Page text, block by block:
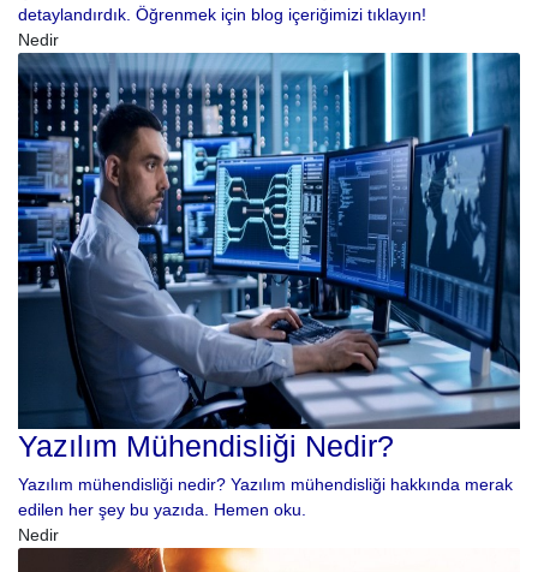
detaylandırdık. Öğrenmek için blog içeriğimizi tıklayın!
Nedir
Yazılım Mühendisliği Nedir?
Yazılım mühendisliği nedir? Yazılım mühendisliği hakkında merak
edilen her şey bu yazıda. Hemen oku.
Nedir